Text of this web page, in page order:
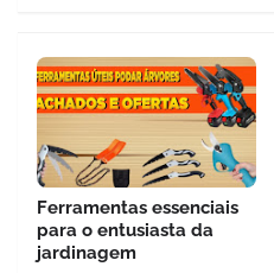
Ferramentas essenciais
para o entusiasta da
jardinagem